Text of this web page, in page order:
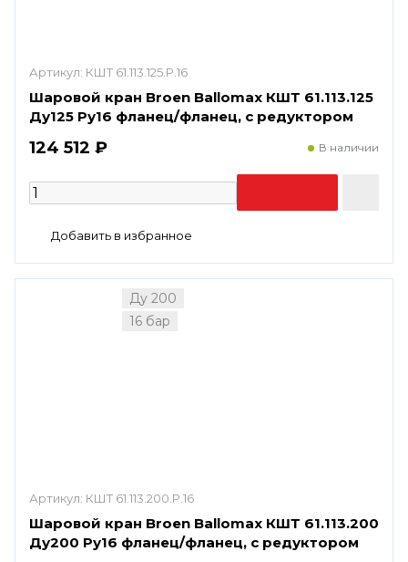
Артикул: КШТ 61.113.125.Р.16
Шаровой кран Broen Ballomax КШТ 61.113.125
Ду125 Ру16 фланец/фланец, с редуктором
124 512 ₽ В наличии
Ду 200
16 бар
Артикул: КШТ 61.113.200.Р.16
Шаровой кран Broen Ballomax КШТ 61.113.200
Ду200 Ру16 фланец/фланец, с редуктором